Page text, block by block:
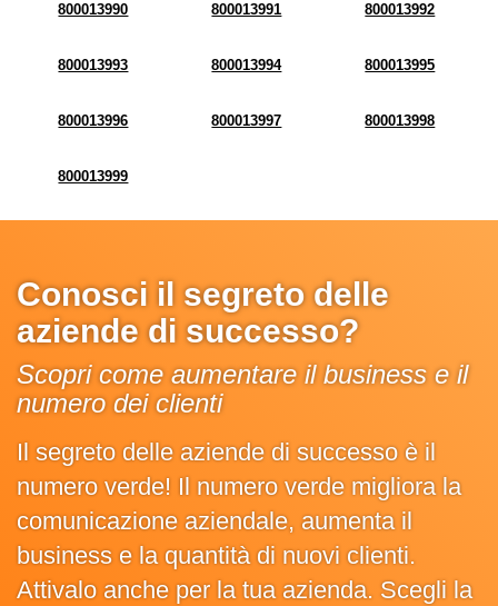
800013990 800013991 800013992
800013993 800013994 800013995
800013996 800013997 800013998
800013999
Conosci il segreto delle
aziende di successo?
Scopri come aumentare il business e il
numero dei clienti
Il segreto delle aziende di successo è il
numero verde! Il numero verde migliora la
comunicazione aziendale, aumenta il
business e la quantità di nuovi clienti.
Attivalo anche per la tua azienda. Scegli la